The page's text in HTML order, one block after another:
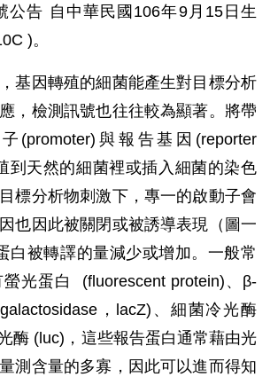
公告 自中華民國106年9月15日生
)。
基因轉殖的細菌能產生對目標分析
，檢測訊號也往往較為顯著。將帶
(promoter)與報告基因(reporter
到天然的細菌裡或插入細菌的染色
標分析物刺激下，專一的啟動子會
也因此被關閉或被誘導表現（圖一
白被轉譯的量減少或增加。一般常
螢光蛋白 (fluorescent protein)、β-
，lacZ)、細菌冷光酶
酶 (luc)，這些報告蛋白通常藉由光
測含量的多寡，因此可以進而得知